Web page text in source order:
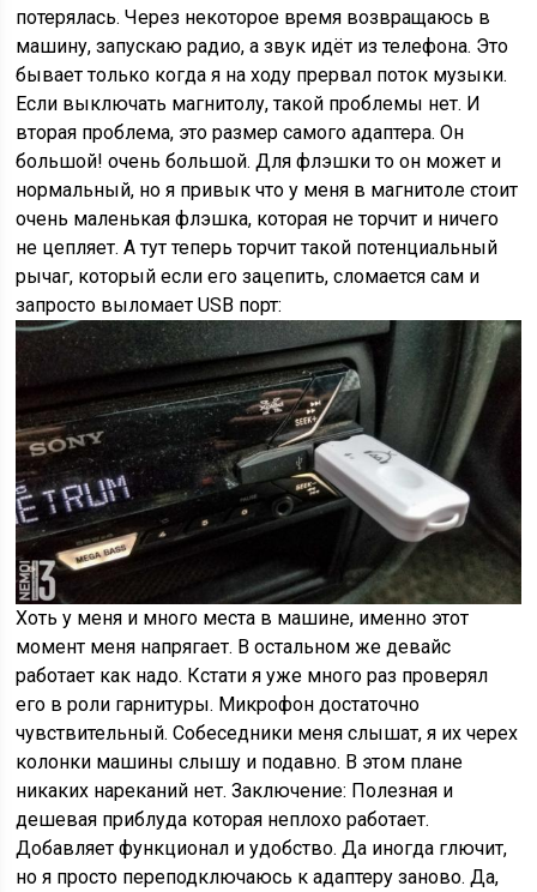
потерялась. Через некоторое время возвращаюсь в
машину, запускаю радио, а звук идёт из телефона. Это
бывает только когда я на ходу прервал поток музыки.
Если выключать магнитолу, такой проблемы нет. И
вторая проблема, это размер самого адаптера. Он
большой! очень большой. Для флэшки то он может и
нормальный, но я привык что у меня в магнитоле стоит
очень маленькая флэшка, которая не торчит и ничего
не цепляет. А тут теперь торчит такой потенциальный
рычаг, который если его зацепить, сломается сам и
запросто выломает USB порт:
Хоть у меня и много места в машине, именно этот
момент меня напрягает. В остальном же девайс
работает как надо. Кстати я уже много раз проверял
его в роли гарнитуры. Микрофон достаточно
чувствительный. Собеседники меня слышат, я их черех
колонки машины слышу и подавно. В этом плане
никаких нареканий нет. Заключение: Полезная и
дешевая приблуда которая неплохо работает.
Добавляет функционал и удобство. Да иногда глючит,
но я просто переподключаюсь к адаптеру заново. Да,